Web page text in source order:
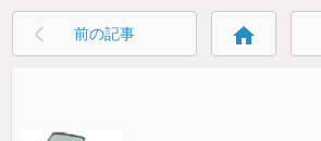
前の記事 home